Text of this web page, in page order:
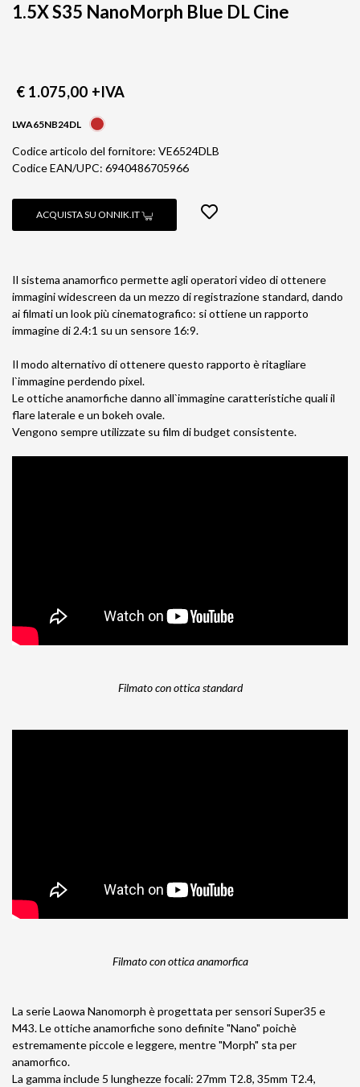
1.5X S35 NanoMorph Blue DL Cine
€ 1.075,00 +IVA
LWA65NB24DL
Codice articolo del fornitore: VE6524DLB
Codice EAN/UPC: 6940486705966
ACQUISTA SU ONNIK.IT
Il sistema anamorfico permette agli operatori video di ottenere
immagini widescreen da un mezzo di registrazione standard, dando
ai filmati un look più cinematografico: si ottiene un rapporto
immagine di 2.4:1 su un sensore 16:9.
Il modo alternativo di ottenere questo rapporto è ritagliare
l`immagine perdendo pixel.
Le ottiche anamorfiche danno all`immagine caratteristiche quali il
flare laterale e un bokeh ovale.
Vengono sempre utilizzate su film di budget consistente.
Filmato con ottica standard
Filmato con ottica anamorfica
La serie Laowa Nanomorph è progettata per sensori Super35 e
M43. Le ottiche anamorfiche sono definite "Nano" poichè
estremamente piccole e leggere, mentre "Morph" sta per
anamorfico.
La gamma include 5 lunghezze focali: 27mm T2.8, 35mm T2.4,